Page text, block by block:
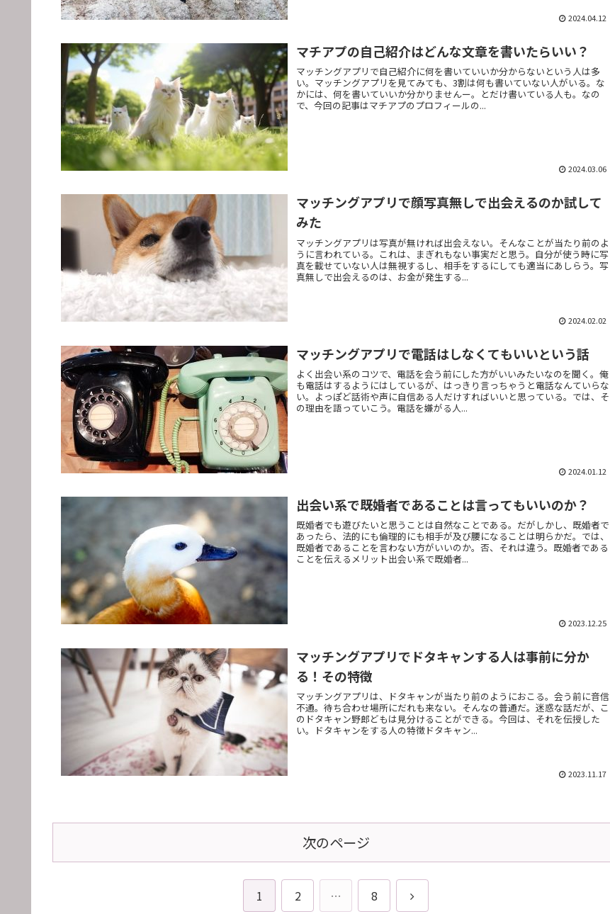
2024.04.12
マチアプの自己紹介はどんな文章を書いたらいい？
マッチングアプリで自己紹介に何を書いていいか分からないという人は多
い。マッチングアプリを見てみても、3割は何も書いていない人がいる。な
かには、何を書いていいか分かりませんー。とだけ書いている人も。なの
で、今回の記事はマチアプのプロフィールの...
2024.03.06
マッチングアプリで顔写真無しで出会えるのか試して
みた
マッチングアプリは写真が無ければ出会えない。そんなことが当たり前のよ
うに言われている。これは、まぎれもない事実だと思う。自分が使う時に写
真を載せていない人は無視するし、相手をするにしても適当にあしらう。写
真無しで出会えるのは、お金が発生する...
2024.02.02
マッチングアプリで電話はしなくてもいいという話
よく出会い系のコツで、電話を会う前にした方がいいみたいなのを聞く。俺
も電話はするようにはしているが、はっきり言っちゃうと電話なんていらな
い。よっぽど話術や声に自信ある人だけすればいいと思っている。では、そ
の理由を語っていこう。電話を嫌がる人...
2024.01.12
出会い系で既婚者であることは言ってもいいのか？
既婚者でも遊びたいと思うことは自然なことである。だがしかし、既婚者で
あったら、法的にも倫理的にも相手が及び腰になることは明らかだ。では、
既婚者であることを言わない方がいいのか。否、それは違う。既婚者である
ことを伝えるメリット出会い系で既婚者...
2023.12.25
マッチングアプリでドタキャンする人は事前に分か
る！その特徴
マッチングアプリは、ドタキャンが当たり前のようにおこる。会う前に音信
不通。待ち合わせ場所にだれも来ない。そんなの普通だ。迷惑な話だが、こ
のドタキャン野郎どもは見分けることができる。今回は、それを伝授した
い。ドタキャンをする人の特徴ドタキャン...
2023.11.17
次のページ
1 2 … 8 次